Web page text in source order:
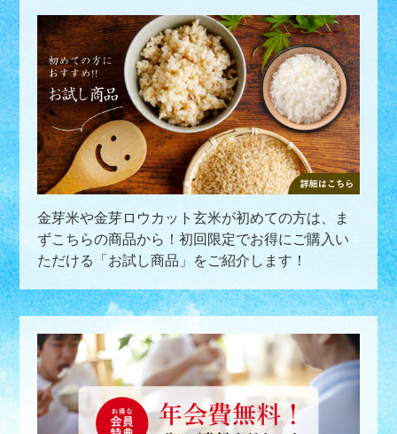
金芽米や金芽ロウカット玄米が初めての方は、ま
ずこちらの商品から！初回限定でお得にご購入い
ただける「お試し商品」をご紹介します！